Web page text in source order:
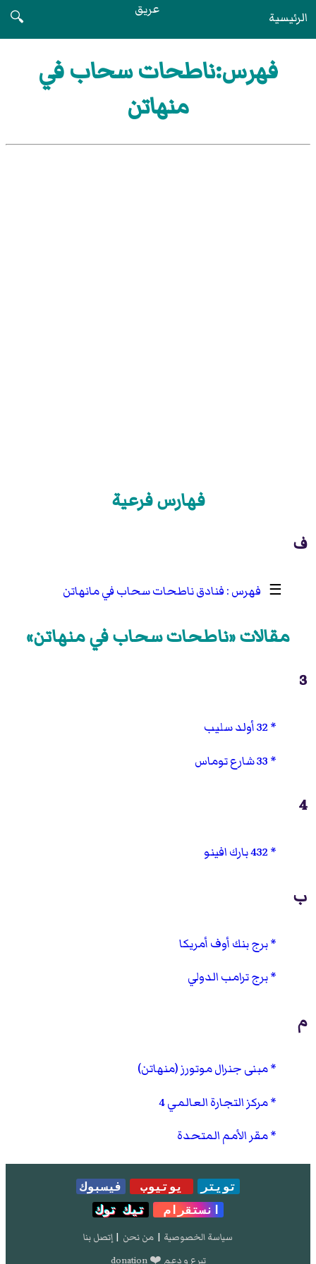
الرئيسية عريق
🔍
فهرس:ناطحات سحاب في
منهاتن
فهارس فرعية
ف
☰ فنادق ناطحات سحاب في مانهاتن
مقالات «ناطحات سحاب في منهاتن»
3
32 أولد سليب
33 شارع توماس
4
432 بارك افينو
ب
برج بنك أوف أمريكا
برج ترامب الدولي
م
مبنى جنرال موتورز (منهاتن)
مركز التجارة العالمي 4
مقر الأمم المتحدة
تويتر يوتيوب
فيسبوك
انستقرام
تيك توك
سياسة الخصوصية | من نحن | إتصل بنا
تبرع و دعم ❤️ donation